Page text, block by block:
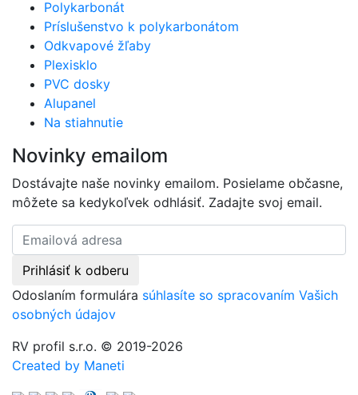
Polykarbonát
Príslušenstvo k polykarbonátom
Odkvapové žľaby
Plexisklo
PVC dosky
Alupanel
Na stiahnutie
Novinky emailom
Dostávajte naše novinky emailom. Posielame občasne,
môžete sa kedykoľvek odhlásiť. Zadajte svoj email.
Odoslaním formulára súhlasíte so spracovaním Vašich
osobných údajov
RV profil s.r.o. © 2019-2026
Created by Maneti